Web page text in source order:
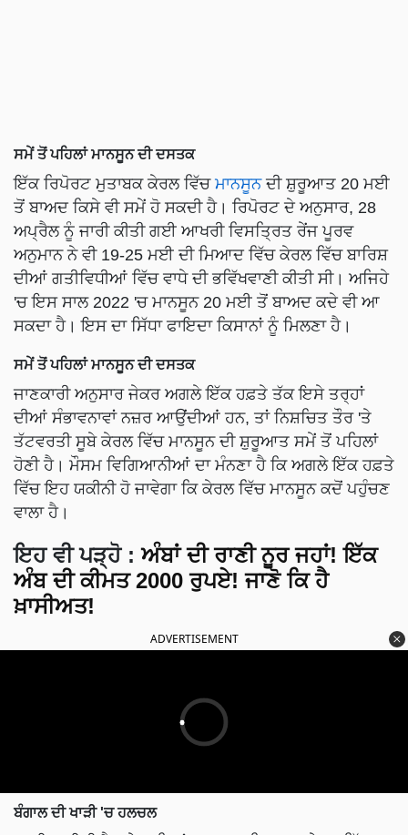
ਸਮੇਂ ਤੋਂ ਪਹਿਲਾਂ ਮਾਨਸੂਨ ਦੀ ਦਸਤਕ
ਇੱਕ ਰਿਪੋਰਟ ਮੁਤਾਬਕ ਕੇਰਲ ਵਿੱਚ ਮਾਨਸੂਨਦੀ ਸ਼ੁਰੂਆਤ 20 ਮਈ
ਤੋਂ ਬਾਅਦ ਕਿਸੇ ਵੀ ਸਮੇਂ ਹੋ ਸਕਦੀ ਹੈ। ਰਿਪੋਰਟ ਦੇ ਅਨੁਸਾਰ, 28
ਅਪ੍ਰੈਲ ਨੂੰ ਜਾਰੀ ਕੀਤੀ ਗਈ ਆਖਰੀ ਵਿਸਤ੍ਰਿਤ ਰੇਂਜ ਪੂਰਵ
ਅਨੁਮਾਨ ਨੇ ਵੀ 19-25 ਮਈ ਦੀ ਮਿਆਦ ਵਿੱਚ ਕੇਰਲ ਵਿੱਚ ਬਾਰਿਸ਼
ਦੀਆਂ ਗਤੀਵਿਧੀਆਂ ਵਿੱਚ ਵਾਧੇ ਦੀ ਭਵਿੱਖਵਾਣੀ ਕੀਤੀ ਸੀ। ਅਜਿਹੇ
'ਚ ਇਸ ਸਾਲ 2022 'ਚ ਮਾਨਸੂਨ 20 ਮਈ ਤੋਂ ਬਾਅਦ ਕਦੇ ਵੀ ਆ
ਸਕਦਾ ਹੈ। ਇਸ ਦਾ ਸਿੱਧਾ ਫਾਇਦਾ ਕਿਸਾਨਾਂ ਨੂੰ ਮਿਲਣਾ ਹੈ।
ਸਮੇਂ ਤੋਂ ਪਹਿਲਾਂ ਮਾਨਸੂਨ ਦੀ ਦਸਤਕ
ਜਾਣਕਾਰੀ ਅਨੁਸਾਰ ਜੇਕਰ ਅਗਲੇ ਇੱਕ ਹਫ਼ਤੇ ਤੱਕ ਇਸੇ ਤਰ੍ਹਾਂ
ਦੀਆਂ ਸੰਭਾਵਨਾਵਾਂ ਨਜ਼ਰ ਆਉਂਦੀਆਂ ਹਨ, ਤਾਂ ਨਿਸ਼ਚਿਤ ਤੌਰ 'ਤੇ
ਤੱਟਵਰਤੀ ਸੂਬੇ ਕੇਰਲ ਵਿੱਚ ਮਾਨਸੂਨ ਦੀ ਸ਼ੁਰੂਆਤ ਸਮੇਂ ਤੋਂ ਪਹਿਲਾਂ
ਹੋਣੀ ਹੈ। ਮੌਸਮ ਵਿਗਿਆਨੀਆਂ ਦਾ ਮੰਨਣਾ ਹੈ ਕਿ ਅਗਲੇ ਇੱਕ ਹਫ਼ਤੇ
ਵਿੱਚ ਇਹ ਯਕੀਨੀ ਹੋ ਜਾਵੇਗਾ ਕਿ ਕੇਰਲ ਵਿੱਚ ਮਾਨਸੂਨ ਕਦੋਂ ਪਹੁੰਚਣ
ਵਾਲਾ ਹੈ।
ਇਹ ਵੀ ਪੜ੍ਹੋ :ਅੰਬਾਂ ਦੀ ਰਾਣੀ ਨੂਰ ਜਹਾਂ! ਇੱਕ
ਅੰਬ ਦੀ ਕੀਮਤ 2000 ਰੁਪਏ! ਜਾਣੋ ਕਿ ਹੈ
ਖ਼ਾਸੀਅਤ!
ADVERTISEMENT
ਬੰਗਾਲ ਦੀ ਖਾੜੀ 'ਚ ਹਲਚਲ